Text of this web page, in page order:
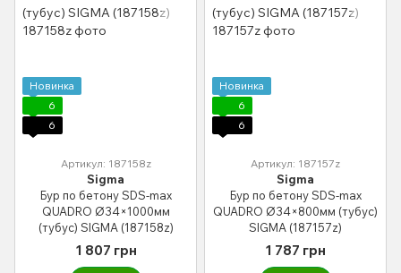
Новинка
6
6
Артикул: 187158z
Sigma
Бур по бетону SDS-max
QUADRO Ø34×1000мм
(тубус) SIGMA (187158z)
1 807 грн
Новинка
6
6
Артикул: 187157z
Sigma
Бур по бетону SDS-max
QUADRO Ø34×800мм (тубус)
SIGMA (187157z)
1 787 грн